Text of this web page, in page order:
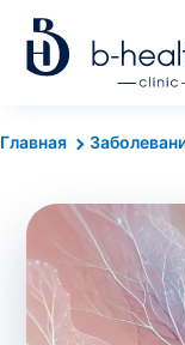
Главная
анализа):
Стоимость
Стоимость
крови) – от 35